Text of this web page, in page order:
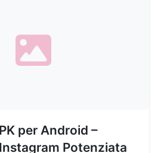
per Android –
Potenziata